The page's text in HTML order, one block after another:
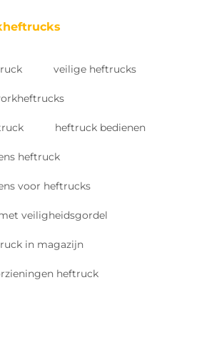
veilige heftrucks
heftruck bedienen
heftruck
voor heftrucks
veiligheidsgordel
in magazijn
heftruck